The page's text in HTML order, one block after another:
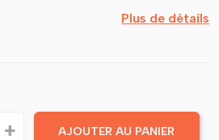
Plus de détails
AJOUTER AU PANIER